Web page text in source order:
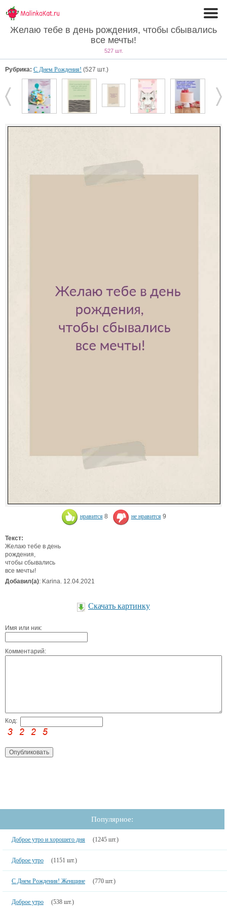
Желаю тебе в день рождения, чтобы сбывались
все мечты!
527 шт.
Рубрика: С Днем Рождения! (527 шт.)
нравится 8 не нравится 9
Текст:
Желаю тебе в день
рождения,
чтобы сбывались
все мечты!
Добавил(а): Karina. 12.04.2021
Скачать картинку
Имя или ник:
Комментарий:
Код:
Популярное:
Доброе утро и хорошего дня (1245 шт.)
Доброе утро (1151 шт.)
С Днем Рождения! Женщине (770 шт.)
Доброе утро (538 шт.)